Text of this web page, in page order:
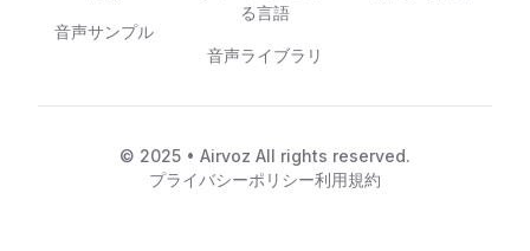
音声サンプル
る言語
音声ライブラリ
© 2025 • Airvoz All rights reserved.
プライバシーポリシー利用規約